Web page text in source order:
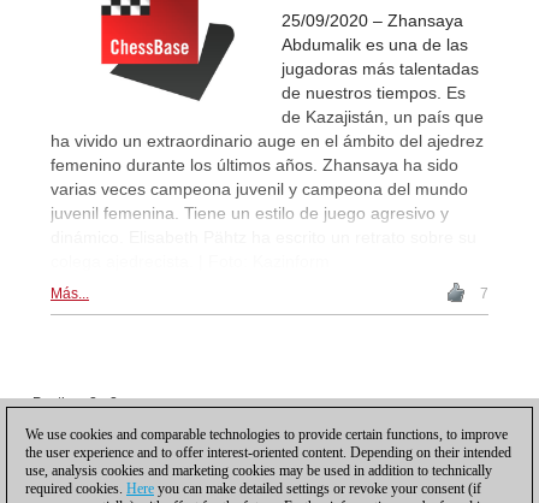
25/09/2020 – Zhansaya
Abdumalik es una de las
jugadoras más talentadas
de nuestros tiempos. Es
de Kazajistán, un país que
ha vivido un extraordinario auge en el ámbito del ajedrez
femenino durante los últimos años. Zhansaya ha sido
varias veces campeona juvenil y campeona del mundo
juvenil femenina. Tiene un estilo de juego agresivo y
Más... 7
Posting: 2 - 2
Posting: 3 - 3
Desplácese hacia abajo para recargar más
We use cookies and comparable technologies to provide certain functions, to improve
the user experience and to offer interest-oriented content. Depending on their intended
use, analysis cookies and marketing cookies may be used in addition to technically
required cookies. Here you can make detailed settings or revoke your consent (if